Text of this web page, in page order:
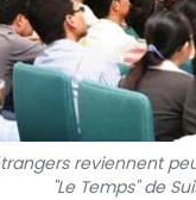
reviennent
"Le Temps" de